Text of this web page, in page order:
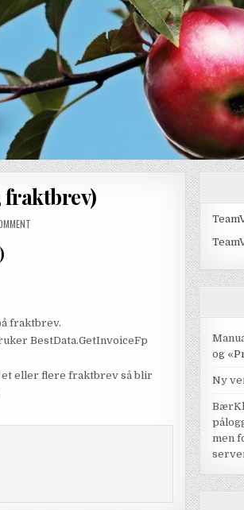
fraktbrev)
ON 05.10.2022 – VER.4.289(FAKTURER, FRAKTBREV)
fraktbrev.
BestData.GetInvoiceFp
et eller flere fraktbrev så blir
og «
Ny
men